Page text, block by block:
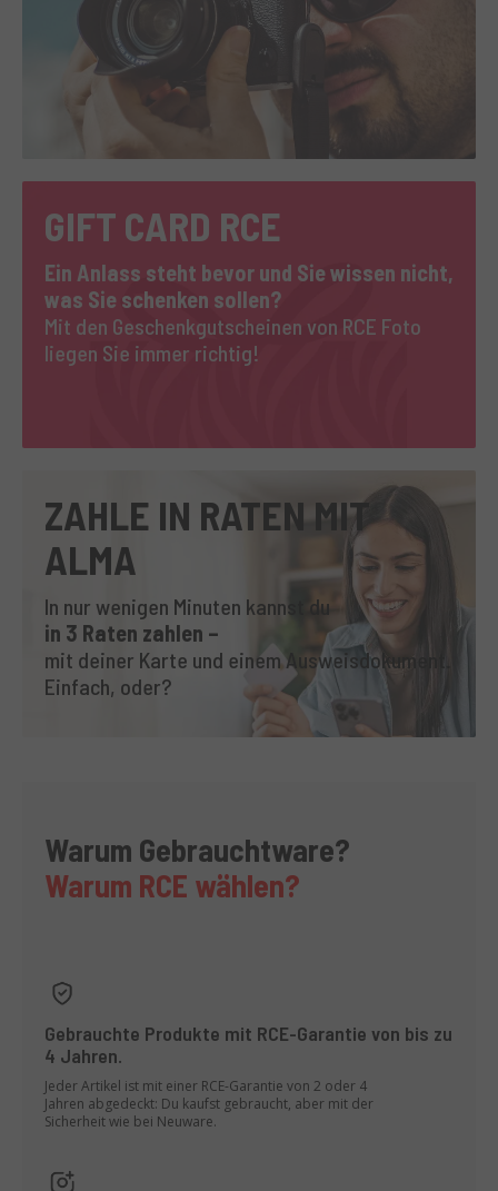
GIFT CARD RCE
Ein Anlass steht bevor und Sie wissen nicht,
was Sie schenken sollen?
Mit den Geschenkgutscheinen von RCE Foto
liegen Sie immer richtig!
ZAHLE IN RATEN MIT
ALMA
In nur wenigen Minuten kannst du
in 3 Raten zahlen –
mit deiner Karte und einem Ausweisdokument.
Einfach, oder?
Warum Gebrauchtware?
Warum RCE wählen?
Gebrauchte Produkte mit RCE-Garantie von bis zu
4 Jahren.
Jeder Artikel ist mit einer RCE-Garantie von 2 oder 4
Jahren abgedeckt: Du kaufst gebraucht, aber mit der
Sicherheit wie bei Neuware.